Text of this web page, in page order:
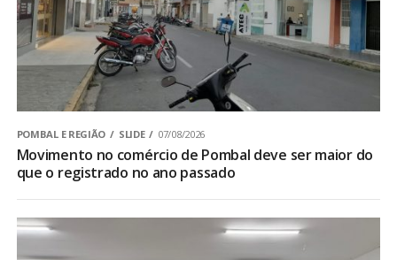
POMBAL E REGIÃO SLIDE 07/08/2026
Movimento no comércio de Pombal deve ser maior do
que o registrado no ano passado